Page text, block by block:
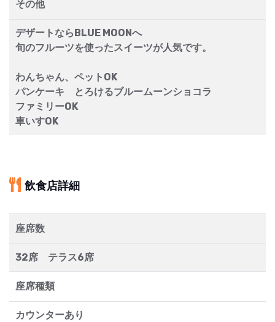
その他
デザートならBLUE MOONへ
旬のフルーツを使ったスイーツが人気です。
わんちゃん、ペットOK
パンケーキ とろけるブルームーンショコラ
ファミリーOK
車いすOK
飲食店詳細
座席数
32席 テラス6席
座席種類
カウンターあり